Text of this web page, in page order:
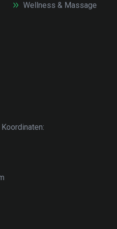
Wellness & Massage